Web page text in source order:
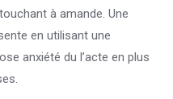
à amande. Une
en utilisant une
anxiété du l’acte en plus